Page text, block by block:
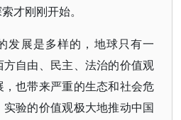
才刚刚开始。
发展是多样的，地球只有一
自由、民主、法治的价值观
也带来严重的生态和社会危
验的价值观极大地推动中国